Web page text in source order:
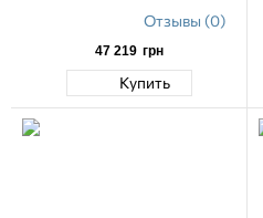
Отзывы (0)
47 219 грн
Купить